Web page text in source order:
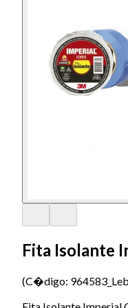
Fita Isolante
(C�digo: